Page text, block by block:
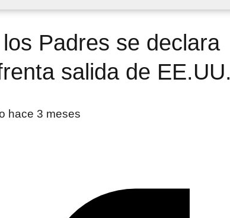
Padres se declara
salida de EE.UU.
hace 3 meses